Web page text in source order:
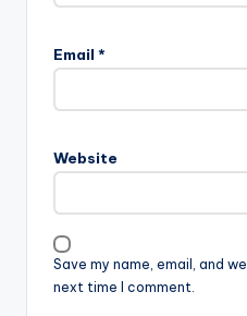
Email *
Website
Save my name, email, and
next time I comment.